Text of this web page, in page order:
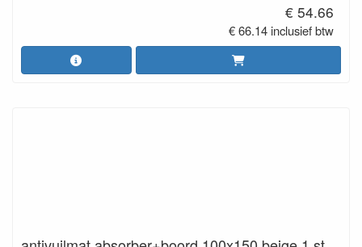
€ 54.66
€ 66.14 inclusief btw